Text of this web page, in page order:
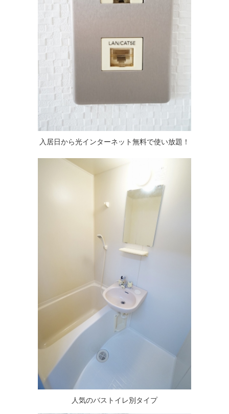
入居日から光インターネット無料で使い放題！
人気のバストイレ別タイプ